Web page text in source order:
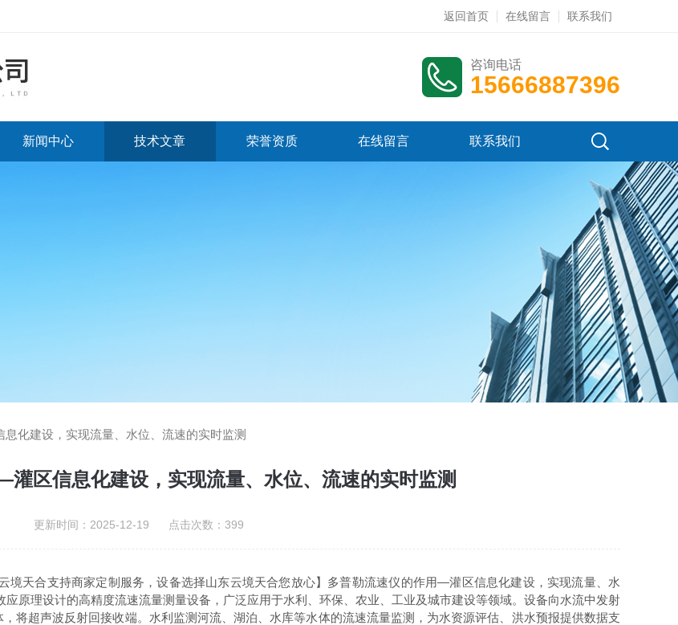
返回首页 在线留言 联系我们
咨询电话
15666887396
新闻中心 技术文章 荣誉资质 在线留言 联系我们
化建设，实现流量、水位、流速的实时监测
区信息化建设，实现流量、水位、流速的实时监测
更新时间：2025-12-19 点击次数：399
境天合支持商家定制服务，设备选择山东云境天合您放心】多普勒流速仪的作用—灌区信息化建设，实现流量、水
原理设计的高精度流速流量测量设备，广泛应用于水利、环保、农业、工业及城市建设等领域。设备向水流中发射
将超声波反射回接收端。水利监测河流、湖泊、水库等水体的流速流量监测，为水资源评估、洪水预报提供数据支